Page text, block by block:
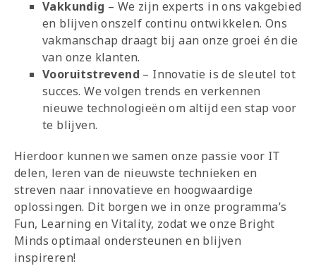
Vakkundig – We zijn experts in ons vakgebied
en blijven onszelf continu ontwikkelen. Ons
vakmanschap draagt bij aan onze groei én die
van onze klanten.
Vooruitstrevend – Innovatie is de sleutel tot
succes. We volgen trends en verkennen
nieuwe technologieën om altijd een stap voor
te blijven.
Hierdoor kunnen we samen onze passie voor IT
delen, leren van de nieuwste technieken en
streven naar innovatieve en hoogwaardige
oplossingen. Dit borgen we in onze programma’s
Fun, Learning en Vitality, zodat we onze Bright
Minds optimaal ondersteunen en blijven
inspireren!